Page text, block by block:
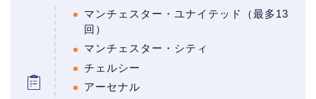
マンチェスター・ユナイテッド（最多13
回）
マンチェスター・シティ
チェルシー
アーセナル